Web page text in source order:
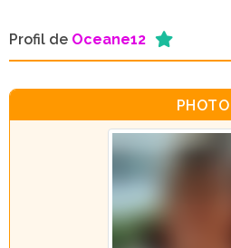
Profil de Oceane12
PHOTO